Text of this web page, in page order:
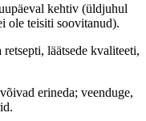
kehtiv (üldjuhul
ole teisiti soovitanud).
läätsede kvaliteeti,
erineda; veenduge,